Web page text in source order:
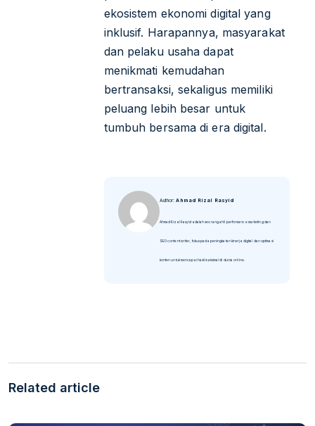
ekosistem ekonomi digital yang
inklusif. Harapannya, masyarakat
dan pelaku usaha dapat
menikmati kemudahan
bertransaksi, sekaligus memiliki
peluang lebih besar untuk
tumbuh bersama di era digital.
Author:Ahmad Rizal Rasyid
Ahmad Rizal Rasyid adalah seorang ahli performance marketing dan
SEO content writer, fokus pada peningkatan kinerja digital dan optimasi
konten untuk mencapai hasil maksimal di dunia online.
Related article